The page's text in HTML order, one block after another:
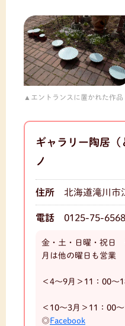
エントランスに置かれた作品
ギャラリー陶居
ノ
住所 北海道滝川市
電話 0125-75-6568
金・土・日曜・祝日
月は他の曜日も営業
＜4～9月＞11：00～
＜10～3月＞11：00
◎Facebook